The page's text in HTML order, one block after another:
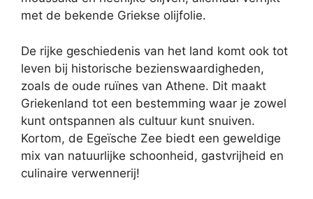
met de bekende Griekse olijfolie.
De rijke geschiedenis van het land komt ook tot
leven bij historische bezienswaardigheden,
zoals de oude ruïnes van Athene. Dit maakt
Griekenland tot een bestemming waar je zowel
kunt ontspannen als cultuur kunt snuiven.
Kortom, de Egeïsche Zee biedt een geweldige
mix van natuurlijke schoonheid, gastvrijheid en
culinaire verwennerij!